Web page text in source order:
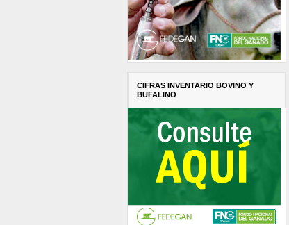
CIFRAS INVENTARIO BOVINO Y
BUFALINO